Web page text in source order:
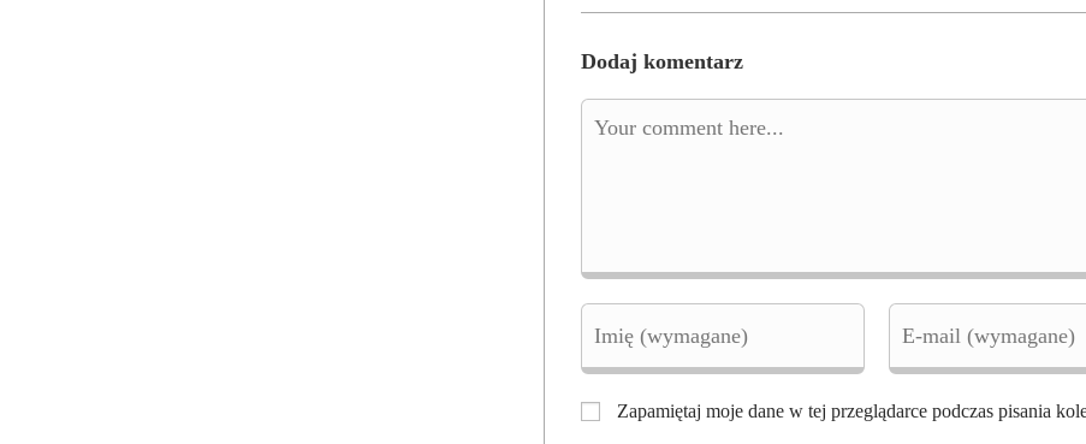
Dodaj komentarz
Comment
Enter
your
username
Enter
your
to
Zapamiętaj moje dane w tej przeglądarce podczas pisania